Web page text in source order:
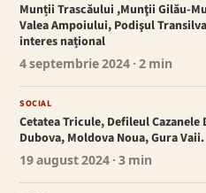
Munții Trascăului ,Munţii Gilău-
Valea Ampoiului, Podişul
interes național
4 septembrie 2024 · 2 min
SOCIAL
Cetatea Tricule, Defileul
Dubova, Moldova Noua, Gura Vaii.
19 august 2024 · 3 min